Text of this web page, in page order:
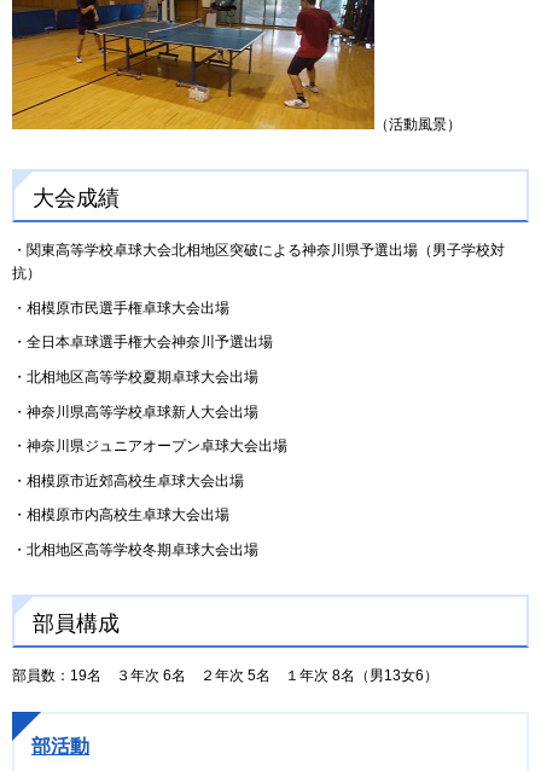
（活動風景）
大会成績
・関東高等学校卓球大会北相地区突破による神奈川県予選出場（男子学校対
抗）
・相模原市民選手権卓球大会出場
・全日本卓球選手権大会神奈川予選出場
・北相地区高等学校夏期卓球大会出場
・神奈川県高等学校卓球新人大会出場
・神奈川県ジュニアオープン卓球大会出場
・相模原市近郊高校生卓球大会出場
・相模原市内高校生卓球大会出場
・北相地区高等学校冬期卓球大会出場
部員構成
部員数：19名 ３年次 6名 ２年次 5名 １年次 8名（男13女6）
部活動